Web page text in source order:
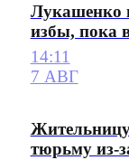
Лукашенко
избы, пока
14:11
7 АВГ
тюрьму из-